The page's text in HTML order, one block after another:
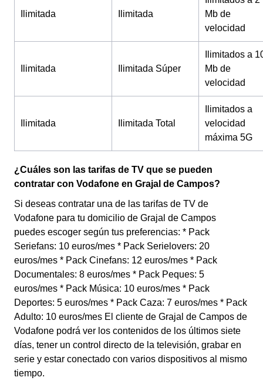
Ilimitada Ilimitada
Mb de
velocidad
Ilimitada Ilimitada Súper
Ilimitados a
Mb de
velocidad
Ilimitada Ilimitada Total
Ilimitados a
velocidad
máxima 5G
¿Cuáles son las tarifas de TV que se pueden
contratar con Vodafone en Grajal de Campos?
Si deseas contratar una de las tarifas de TV de
Vodafone para tu domicilio de Grajal de Campos
puedes escoger según tus preferencias: * Pack
Seriefans: 10 euros/mes * Pack Serielovers: 20
euros/mes * Pack Cinefans: 12 euros/mes * Pack
Documentales: 8 euros/mes * Pack Peques: 5
euros/mes * Pack Música: 10 euros/mes * Pack
Deportes: 5 euros/mes * Pack Caza: 7 euros/mes * Pack
Adulto: 10 euros/mes El cliente de Grajal de Campos de
Vodafone podrá ver los contenidos de los últimos siete
días, tener un control directo de la televisión, grabar en
serie y estar conectado con varios dispositivos al mismo
tiempo.